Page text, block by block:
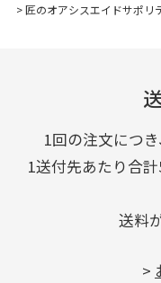
>匠のオアシスエイドサポリ
1回の注文につ
1送付先あたり合
送料
>